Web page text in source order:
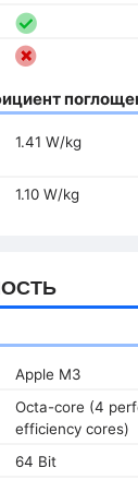
1.41 W/kg
1.10 W/kg
Apple M3
Octa-core (4
efficiency cores)
64 Bit